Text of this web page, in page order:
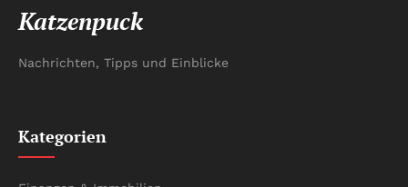
Katzenpuck
Nachrichten, Tipps und Einblicke
Kategorien